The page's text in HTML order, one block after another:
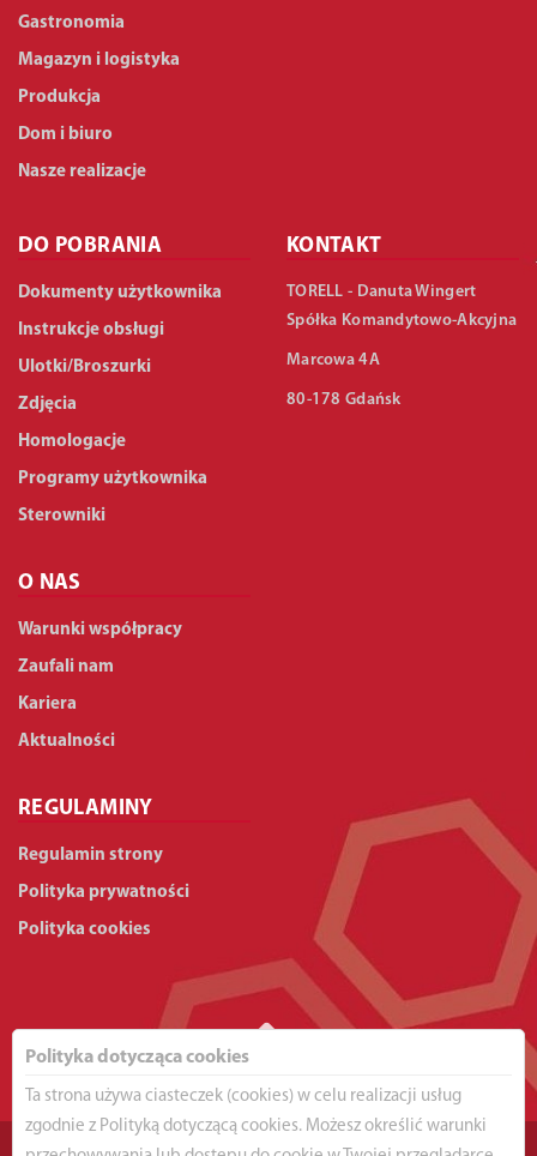
Gastronomia
Magazyn i logistyka
Produkcja
Dom i biuro
Nasze realizacje
DO POBRANIA
Dokumenty użytkownika
Instrukcje obsługi
Ulotki/Broszurki
Zdjęcia
Homologacje
Programy użytkownika
Sterowniki
O NAS
Warunki współpracy
Zaufali nam
Kariera
Aktualności
REGULAMINY
Regulamin strony
Polityka prywatności
Polityka cookies
KONTAKT
TORELL - Danuta Wingert
Spółka Komandytowo-Akcyjna
Marcowa 4A
80-178 Gdańsk
Polityka dotycząca cookies
Ta strona używa ciasteczek (cookies) w celu realizacji usług
zgodnie z Polityką dotyczącą cookies. Możesz określić warunki